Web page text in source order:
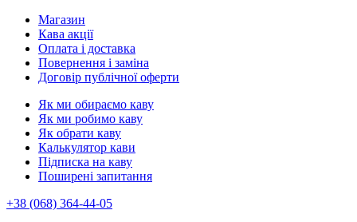
Магазин
Кава акції
Оплата і доставка
Повернення і заміна
Договір публічної оферти
Як ми обираємо каву
Як ми робимо каву
Як обрати каву
Калькулятор кави
Підписка на каву
Поширені запитання
+38 (068) 364-44-05